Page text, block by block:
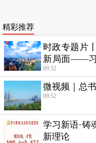
精彩推荐